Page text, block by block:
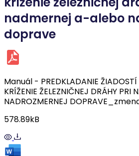
nadmernej a-alebo
doprave
Manuál - PREDKLADANIE ŽIADOSTÍ
KRÍŽENIE ŽELEZNIČNEJ DRÁHY PRI
NADROZMERNEJ
578.89kB